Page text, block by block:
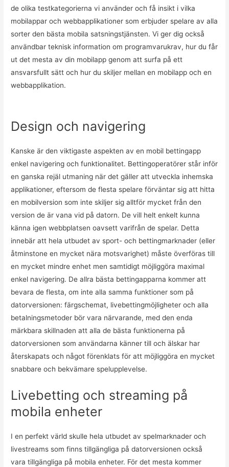
de olika testkategorierna vi använder och få insikt i vilka
mobilappar och webbapplikationer som erbjuder spelare av alla
sorter den bästa mobila satsningstjänsten. Vi ger dig också
användbar teknisk information om programvarukrav, hur du får
ut det mesta av din mobilapp genom att surfa på ett
ansvarsfullt sätt och hur du skiljer mellan en mobilapp och en
webbapplikation.
Design och navigering
Kanske är den viktigaste aspekten av en mobil bettingapp
enkel navigering och funktionalitet. Bettingoperatörer står inför
en ganska rejäl utmaning när det gäller att utveckla inhemska
applikationer, eftersom de flesta spelare förväntar sig att hitta
en mobilversion som inte skiljer sig alltför mycket från den
version de är vana vid på datorn. De vill helt enkelt kunna
känna igen webbplatsen oavsett varifrån de spelar. Detta
innebär att hela utbudet av sport- och bettingmarknader (eller
åtminstone en mycket nära motsvarighet) måste överföras till
en mycket mindre enhet men samtidigt möjliggöra maximal
enkel navigering. De allra bästa bettingapparna kommer att
bevara de flesta, om inte alla samma funktioner som på
datorversionen: färgschemat, livebettingmöjligheter och alla
betalningsmetoder bör vara närvarande, med den enda
märkbara skillnaden att alla de bästa funktionerna på
datorversionen som användarna känner till och älskar har
återskapats och något förenklats för att möjliggöra en mycket
snabbare och bekvämare spelupplevelse.
Livebetting och streaming på
mobila enheter
I en perfekt värld skulle hela utbudet av spelmarknader och
livestreams som finns tillgängliga på datorversionen också
vara tillgängliga på mobila enheter. För det mesta kommer